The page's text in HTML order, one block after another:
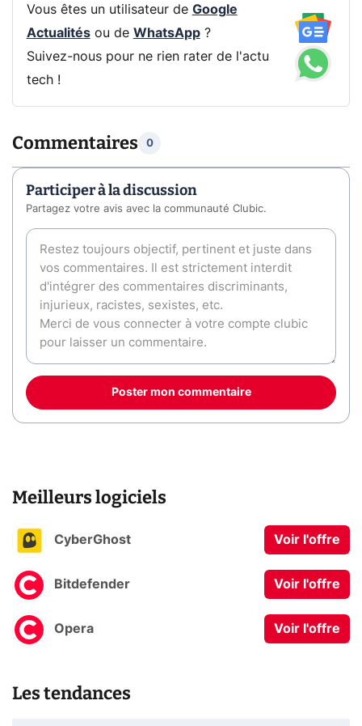
Vous êtes un utilisateur de Google
Actualitésou de WhatsApp?
Suivez-nous pour ne rien rater de l'actu
tech !
Commentaires 0
Participer à la discussion
Partagez votre avis avec la communauté Clubic.
Poster mon commentaire
Meilleurs logiciels
CyberGhost Voir l'offre
Bitdefender Voir l'offre
Opera Voir l'offre
Les tendances